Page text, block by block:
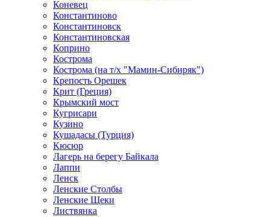
Коневец
Константиново
Константиновск
Константиновская
Коприно
Кострома
Кострома (на т/х "Мамин-Сибиряк")
Крепость Орешек
Крит (Греция)
Крымский мост
Кугрисари
Кузино
Кушадасы (Турция)
Кюсюр
Лагерь на берегу Байкала
Лаппи
Ленск
Ленские Столбы
Ленские Щеки
Листвянка